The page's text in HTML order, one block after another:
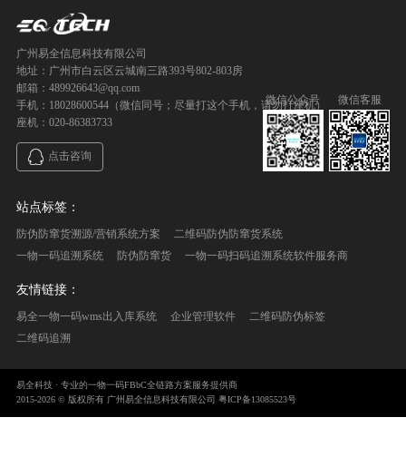
广州易全信息科技有限公司
地址：广州市白云区云城南三路393号802-803房
邮箱：489926643@qq.com
手机：18028600544（微信同号；尽量打这个手机，请勿打座机）
座机：020-86383733
点击咨询
微信公众号 微信客服
站点标签：
防伪防窜货溯源/营销系统方案
二维码防伪防窜货系统
一物一码追溯系统
防伪防窜货 一物一码扫码追溯系统软件服务商
友情链接：
易全一物一码wms出入库系统 企业管理软件
二维码防伪标签
二维码追溯
易全科技 · 专业的一物一码FBbC全链路方案服务提供商
2015-2026 © 版权所有 广州易全信息科技有限公司 粤ICP备13085523号